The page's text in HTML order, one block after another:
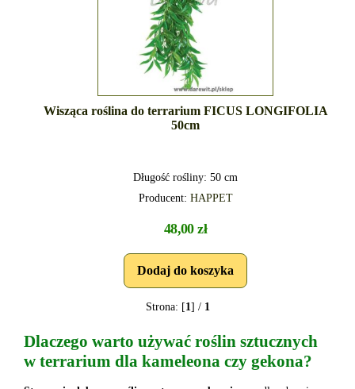
Wisząca roślina do terrarium FICUS LONGIFOLIA
50cm
Długość rośliny: 50 cm
Producent: HAPPET
48,00 zł
Strona: [1] / 1
Dlaczego warto używać roślin sztucznych
w terrarium dla kameleona czy gekona?